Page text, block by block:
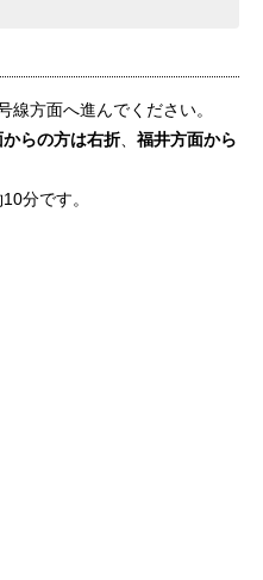
線方面へ進んでください。
らの方は右折、 福井方面から
分です。